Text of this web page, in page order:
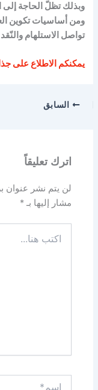
وبذلك تظلّ الحاجة
ومن أساسيات تكوين
تواصل الاستلهام والنّقد
يمكنكم الاطلاع على
السابق
اترك تعليقاً
لن يتم نشر عنوان
مشار إليها بـ*
هنا...